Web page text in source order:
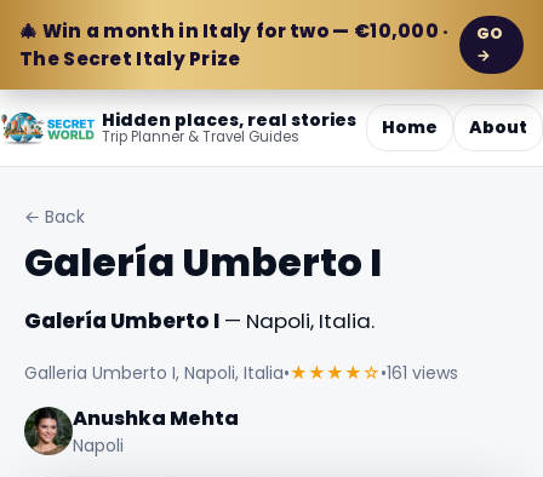
🎄 Win a month in Italy for two — €10,000 ·
The Secret Italy Prize
GO
→
Hidden places, real stories
Trip Planner & Travel Guides Home About
← Back
Galería Umberto I
Galería Umberto I — Napoli, Italia.
Galleria Umberto I, Napoli, Italia•★★★★☆•161 views
Anushka Mehta
Napoli